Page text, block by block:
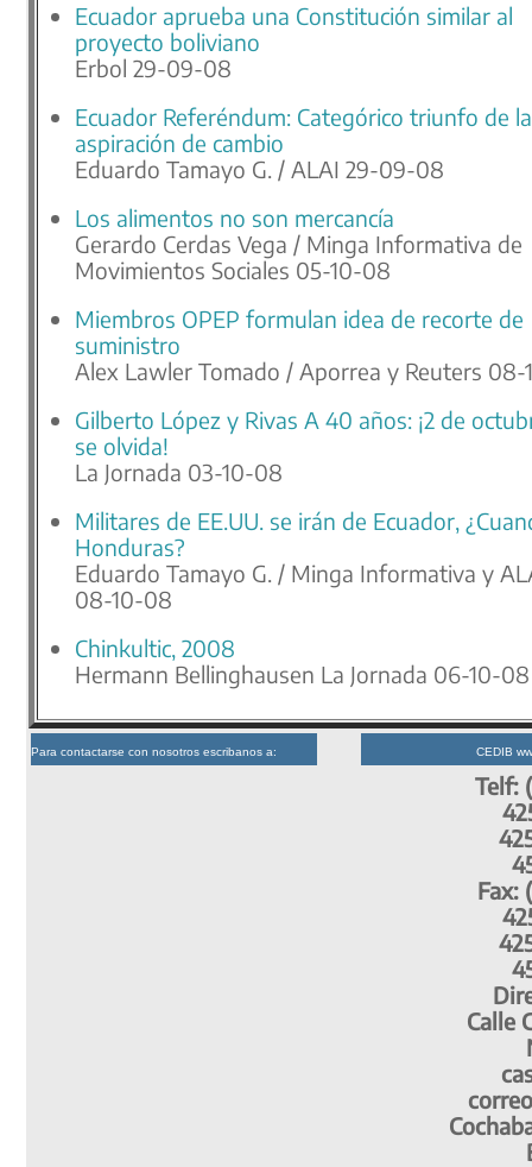
Ecuador aprueba una Constitución similar al
proyecto boliviano
Erbol 29-09-08
Ecuador Referéndum: Categórico triunfo de la
aspiración de cambio
Eduardo Tamayo G. / ALAI 29-09-08
Los alimentos no son mercancía
Gerardo Cerdas Vega / Minga Informativa de
Movimientos Sociales 05-10-08
Miembros OPEP formulan idea de recorte de
suministro
Alex Lawler Tomado / Aporrea y Reuters
Gilberto López y Rivas A 40 años: ¡2 de
se olvida!
La Jornada 03-10-08
Militares de EE.UU. se irán de Ecuador,
Honduras?
Eduardo Tamayo G. / Minga Informativa y
08-10-08
Chinkultic, 2008
Hermann Bellinghausen La Jornada 06-10-08
Para contactarse con nosotros escribanos a: CEDIB
Telf:
Fax:
Calle